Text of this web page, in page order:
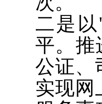
二是
平。推
公证、
实现网